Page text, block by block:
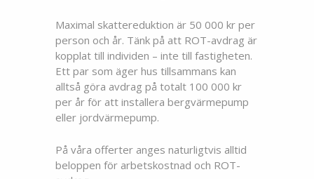
Maximal skattereduktion är 50 000 kr per
person och år. Tänk på att ROT-avdrag är
kopplat till individen – inte till fastigheten.
Ett par som äger hus tillsammans kan
alltså göra avdrag på totalt 100 000 kr
per år för att installera bergvärmepump
eller jordvärmepump.
På våra offerter anges naturligtvis alltid
beloppen för arbetskostnad och ROT-